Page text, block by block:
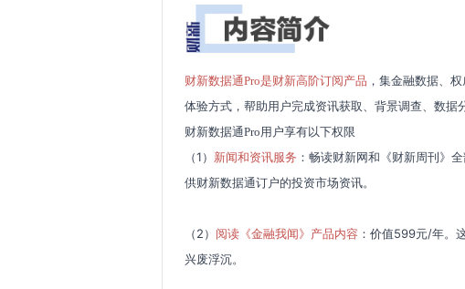
财新数据通Pro是财新高阶订阅产品 ，集金融数据、
体验方式，帮助用户完成资讯获取、背景调查、数据
财新数据通Pro用户享有以下权限
（1） 新闻和资讯服务 ：畅读财新网和《财新周刊》
供财新数据通订户的投资市场资讯。
（2） 阅读《金融我闻》产品内容 ：价值599元/年。
兴废浮沉。